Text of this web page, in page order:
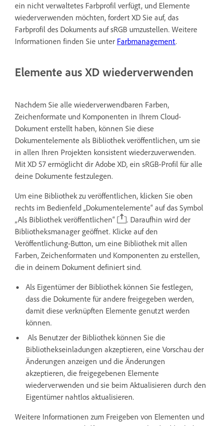
ein nicht verwaltetes Farbprofil verfügt, und Elemente
wiederverwenden möchten, fordert XD Sie auf, das
Farbprofil des Dokuments auf sRGB umzustellen. Weitere
Informationen finden Sie unter Farbmanagement.
Elemente aus XD wiederverwenden
Nachdem Sie alle wiederverwendbaren Farben,
Zeichenformate und Komponenten in Ihrem Cloud-
Dokument erstellt haben, können Sie diese
Dokumentelemente als Bibliothek veröffentlichen, um sie
in allen Ihren Projekten konsistent wiederzuverwenden.
Mit XD 57 ermöglicht dir Adobe XD, ein sRGB-Profil für alle
deine Dokumente festzulegen.
Um eine Bibliothek zu veröffentlichen, klicken Sie oben
rechts im Bedienfeld „Dokumentelemente“ auf das Symbol
„Als Bibliothek veröffentlichen“
. Daraufhin wird der
Bibliotheksmanager geöffnet. Klicke auf den
Veröffentlichung-Button, um eine Bibliothek mit allen
Farben, Zeichenformaten und Komponenten zu erstellen,
die in deinem Dokument definiert sind.
Als Eigentümer der Bibliothek können Sie festlegen,
dass die Dokumente für andere freigegeben werden,
damit diese verknüpften Elemente genutzt werden
können.
Als Benutzer der Bibliothek können Sie die
Bibliothekseinladungen akzeptieren, eine Vorschau der
Änderungen anzeigen und die Änderungen
akzeptieren, die freigegebenen Elemente
wiederverwenden und sie beim Aktualisieren durch den
Eigentümer nahtlos aktualisieren.
Weitere Informationen zum Freigeben von Elementen und